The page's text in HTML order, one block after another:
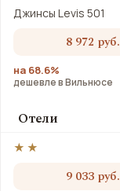
Джинсы Levis 501
8 972 руб.
на 68.6%
дешевле в Вильнюсе
Отели
★★
9 033 руб.